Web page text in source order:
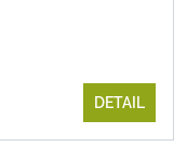
DETAIL